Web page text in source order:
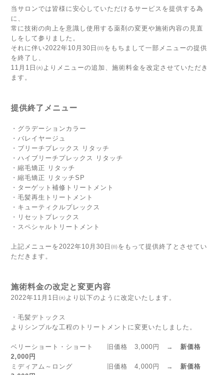
当サロンでは皆様に安心していただけるサービスを提供する為
に、
常に技術の向上を意識し使用する薬剤の変更や施術内容の見直
しをして参りました。
それに伴い2022年10月30日㈰をもちまして一部メニューの提供
を終了し、
11月1日㈫よりメニューの追加、施術料金を改定させていただき
ます。
提供終了メニュー
・グラデーションカラー
・バレイヤージュ
・ブリーチプレックス リタッチ
・ハイブリーチプレックス リタッチ
・縮毛矯正 リタッチ
・縮毛矯正 リタッチSP
・ターゲット補修トリートメント
・毛髪再生トリートメント
・キューティクルプレックス
・リセットプレックス
・スペシャルトリートメント
上記メニューを2022年10月30日㈰をもって提供終了とさせてい
ただきます。
施術料金の改定と変更内容
2022年11月1日㈫より以下のように改定いたします。
・毛髪デトックス
よりシンプルな工程のトリートメントに変更いたしました。
ベリーショート・ショート 旧価格 3,000円 → 新価格
2,000円
ミディアム～ロング 旧価格 4,000円 → 新価格